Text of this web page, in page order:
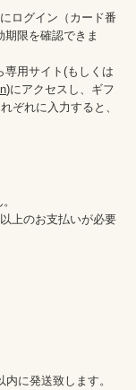
限を確認できま
専用サイト(もしくは
)にアクセスし、ギフ
ぞれに入力すると、